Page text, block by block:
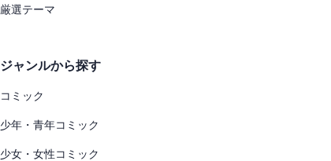
厳選テーマ
ジャンルから探す
コミック
少年・青年コミック
少女・女性コミック